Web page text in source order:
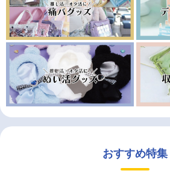
おすすめ特集